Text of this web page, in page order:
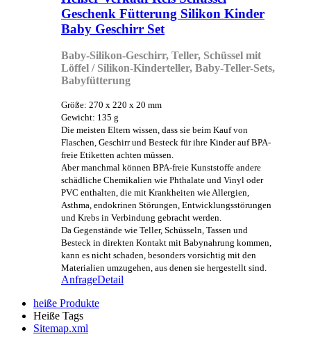
Geschenk Fütterung Silikon Kinder
Baby Geschirr Set
Baby-Silikon-Geschirr, Teller, Schüssel mit
Löffel / Silikon-Kinderteller, Baby-Teller-Sets,
Babyfütterung
Größe: 270 x 220 x 20 mm
Gewicht: 135 g
Die meisten Eltern wissen, dass sie beim Kauf von
Flaschen, Geschirr und Besteck für ihre Kinder auf BPA-
freie Etiketten achten müssen.
Aber manchmal können BPA-freie Kunststoffe andere
schädliche Chemikalien wie Phthalate und Vinyl oder
PVC enthalten, die mit Krankheiten wie Allergien,
Asthma, endokrinen Störungen, Entwicklungsstörungen
und Krebs in Verbindung gebracht werden.
Da Gegenstände wie Teller, Schüsseln, Tassen und
Besteck in direkten Kontakt mit Babynahrung kommen,
kann es nicht schaden, besonders vorsichtig mit den
Materialien umzugehen, aus denen sie hergestellt sind.
AnfrageDetail
heiße Produkte
Heiße Tags
Sitemap.xml